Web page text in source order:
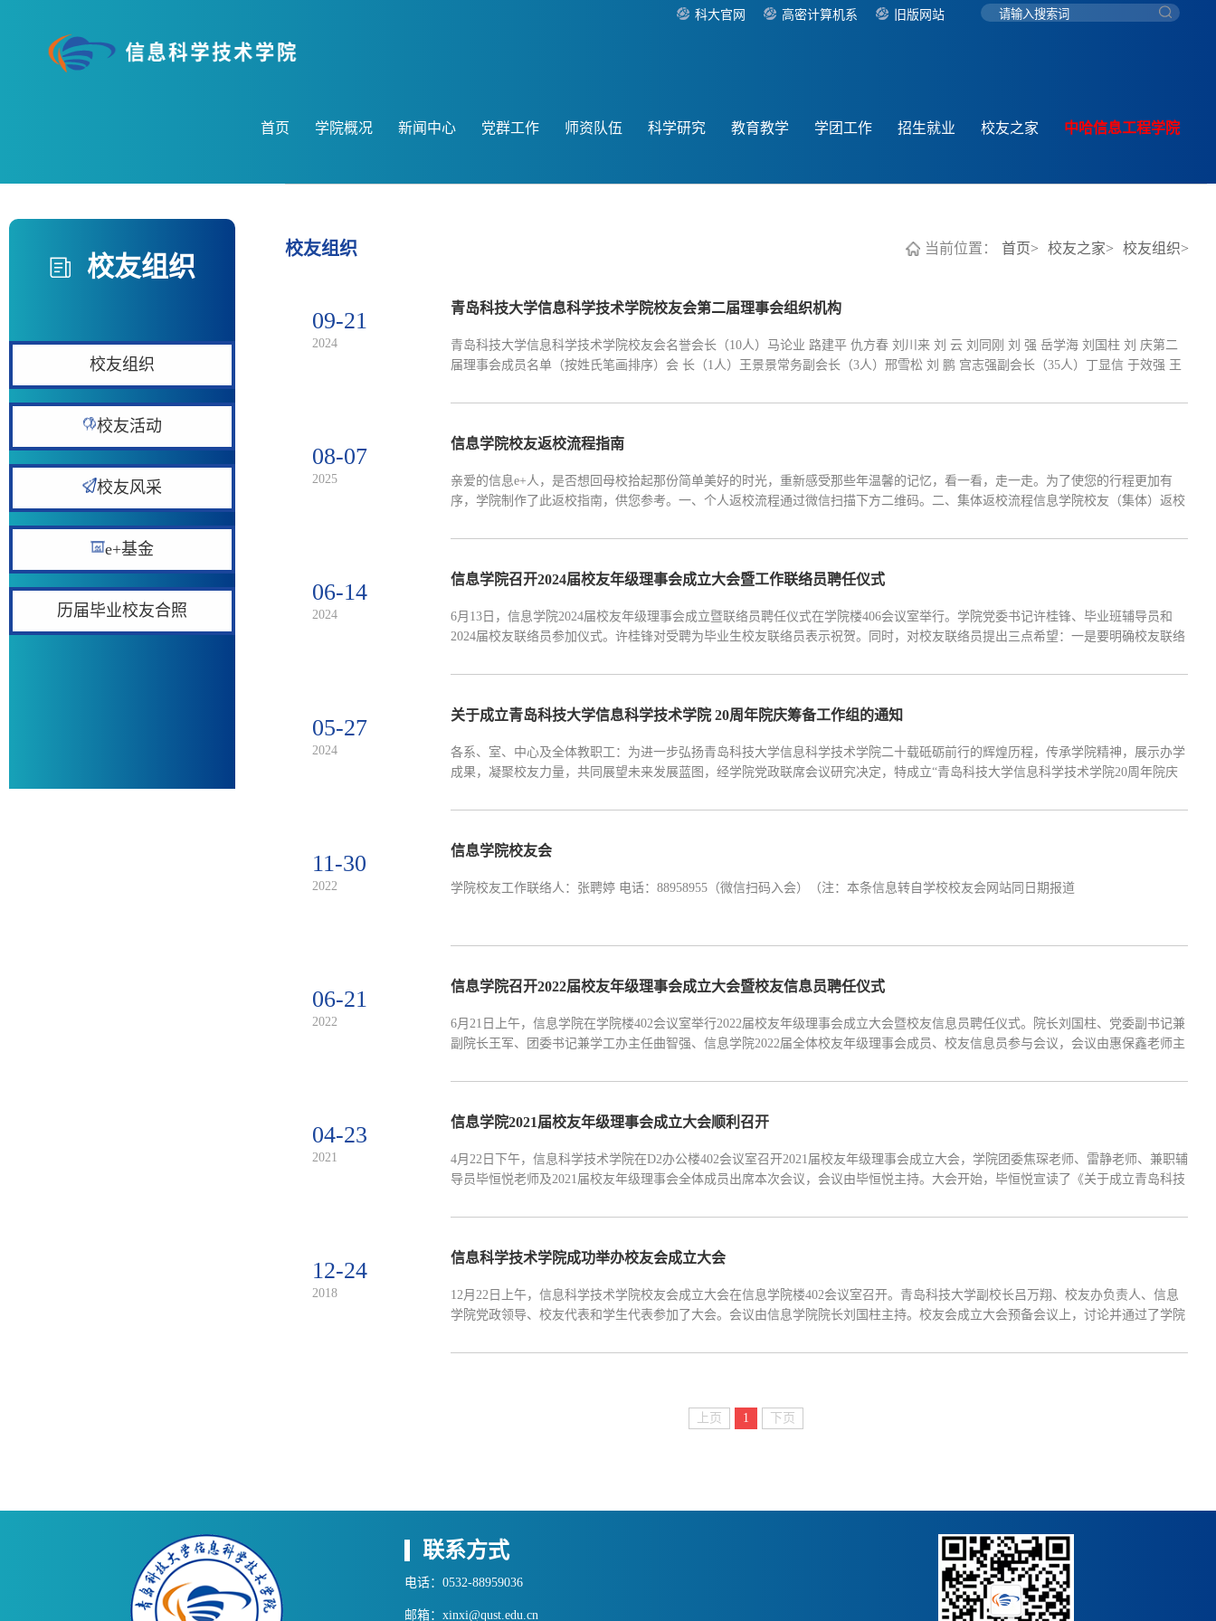
科大官网 高密计算机系 旧版网站
首页 学院概况 新闻中心 党群工作 师资队伍 科学研究 教育教学 学团工作 招生就业 校友之家 中哈信息工程学院
校友组织
校友组织
校友活动
校友风采
e+基金
历届毕业校友合照
校友组织 当前位置： 首页> 校友之家> 校友组织>
09-21
2024
青岛科技大学信息科学技术学院校友会第二届理事会组织机构
青岛科技大学信息科学技术学院校友会名誉会长（10人）马论业 路建平 仇方春 刘川来 刘 云 刘同刚 刘 强 岳学海 刘国柱 刘 庆第二
届理事会成员名单（按姓氏笔画排序）会 长（1人）王景景常务副会长（3人）邢雪松 刘 鹏 宫志强副会长（35人）丁显信 于效强 王
张 健 张大勇 陈 瑞 周 鹏周艳平 ...
08-07
2025
信息学院校友返校流程指南
亲爱的信息e+人，是否想回母校拾起那份简单美好的时光，重新感受那些年温馨的记忆，看一看，走一走。为了使您的行程更加有
序，学院制作了此返校指南，供您参考。一、个人返校流程通过微信扫描下方二维码。二、集体返校流程信息学院校友（集体）返校
负责全程与学院对接沟通，协调各项事宜，保障返校活动有...
06-14
2024
信息学院召开2024届校友年级理事会成立大会暨工作联络员聘任仪式
6月13日，信息学院2024届校友年级理事会成立暨联络员聘任仪式在学院楼406会议室举行。学院党委书记许桂锋、毕业班辅导员和
2024届校友联络员参加仪式。许桂锋对受聘为毕业生校友联络员表示祝贺。同时，对校友联络员提出三点希望：一是要明确校友联络
夯实校友工作基础，创新校友工作方法；三是要志存高远...
05-27
2024
关于成立青岛科技大学信息科学技术学院 20周年院庆筹备工作组的通知
各系、室、中心及全体教职工：为进一步弘扬青岛科技大学信息科学技术学院二十载砥砺前行的辉煌历程，传承学院精神，展示办学
成果，凝聚校友力量，共同展望未来发展蓝图，经学院党政联席会议研究决定，特成立“青岛科技大学信息科学技术学院20周年院庆
负责院庆活动的总体策划与指导；学院党委副书记任...
11-30
2022
信息学院校友会
学院校友工作联络人：张聘婷 电话：88958955（微信扫码入会）（注：本条信息转自学校校友会网站同日期报道
06-21
2022
信息学院召开2022届校友年级理事会成立大会暨校友信息员聘任仪式
6月21日上午，信息学院在学院楼402会议室举行2022届校友年级理事会成立大会暨校友信息员聘任仪式。院长刘国柱、党委副书记兼
副院长王军、团委书记兼学工办主任曲智强、信息学院2022届全体校友年级理事会成员、校友信息员参与会议，会议由惠保鑫老师主
筹备情况。根据学生自愿报名，经团委推荐，学院聘任丁...
04-23
2021
信息学院2021届校友年级理事会成立大会顺利召开
4月22日下午，信息科学技术学院在D2办公楼402会议室召开2021届校友年级理事会成立大会，学院团委焦琛老师、雷静老师、兼职辅
导员毕恒悦老师及2021届校友年级理事会全体成员出席本次会议，会议由毕恒悦主持。大会开始，毕恒悦宣读了《关于成立青岛科技
单，信息科学技术学院2021届校友年级理事会共60位成员...
12-24
2018
信息科学技术学院成功举办校友会成立大会
12月22日上午，信息科学技术学院校友会成立大会在信息学院楼402会议室召开。青岛科技大学副校长吕万翔、校友办负责人、信息
学院党政领导、校友代表和学生代表参加了大会。会议由信息学院院长刘国柱主持。校友会成立大会预备会议上，讨论并通过了学院
友会成立大会正式开始，校友办主任聂广明致辞并介绍学...
上页 1 下页
联系方式
电话：0532-88959036
邮箱：xinxi@qust.edu.cn